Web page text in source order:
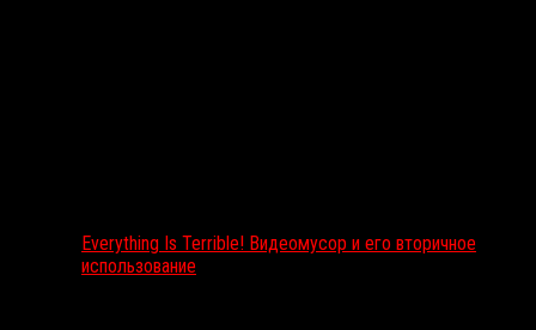
Everything Is Terrible! Видеомусор и его вторичное
использование